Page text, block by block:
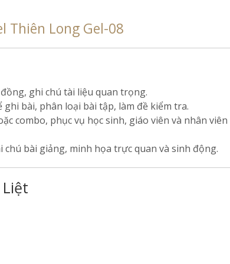
Thiên Long Gel-08
ghi chú tài liệu quan trọng.
bài, phân loại bài tập, làm đề kiểm tra.
combo, phục vụ học sinh, giáo viên và nhân viên
bài giảng, minh họa trực quan và sinh động.